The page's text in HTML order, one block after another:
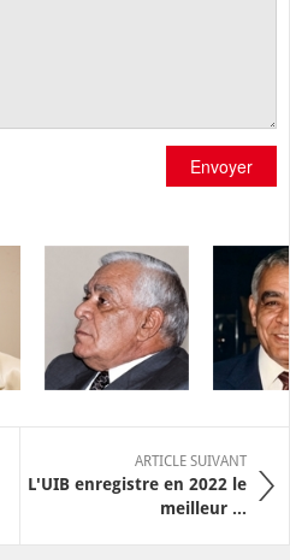
Envoyer
ARTICLE SUIVANT
L'UIB enregistre en 2022 le
meilleur ...